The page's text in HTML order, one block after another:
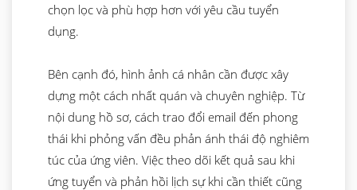
chọn lọc và phù hợp hơn với yêu cầu tuyển
dụng.
Bên cạnh đó, hình ảnh cá nhân cần được xây
dựng một cách nhất quán và chuyên nghiệp. Từ
nội dung hồ sơ, cách trao đổi email đến phong
thái khi phỏng vấn đều phản ánh thái độ nghiêm
túc của ứng viên. Việc theo dõi kết quả sau khi
ứng tuyển và phản hồi lịch sự khi cần thiết cũng